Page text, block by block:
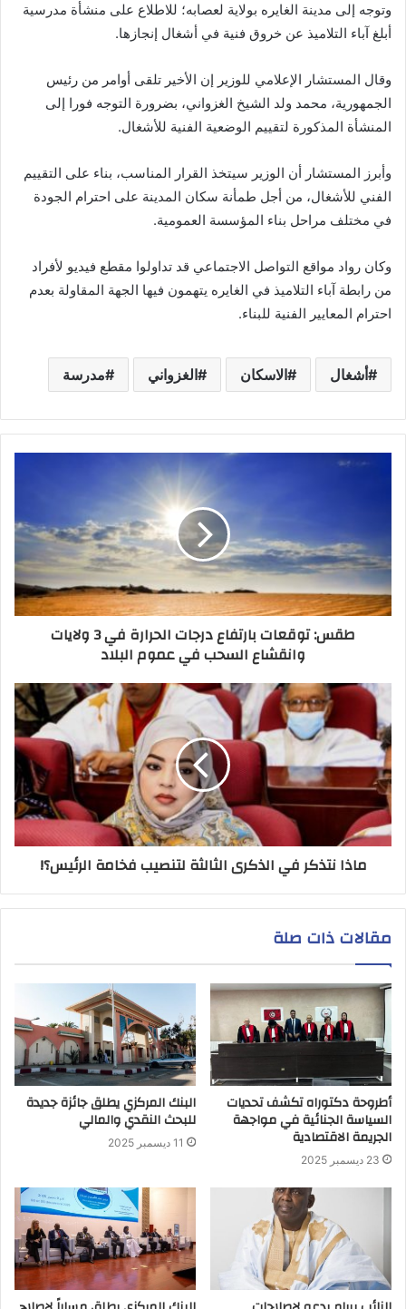
وتوجه إلى مدينة الغايره بولاية لعصابه؛ للاطلاع على منشأة مدرسية
أبلغ آباء التلاميذ عن خروق فنية في أشغال إنجازها.
وقال المستشار الإعلامي للوزير إن الأخير تلقى أوامر من رئيس
الجمهورية، محمد ولد الشيخ الغزواني، بضرورة التوجه فورا إلى
المنشأة المذكورة لتقييم الوضعية الفنية للأشغال.
وأبرز المستشار أن الوزير سيتخذ القرار المناسب، بناء على التقييم
الفني للأشغال، من أجل طمأنة سكان المدينة على احترام الجودة
في مختلف مراحل بناء المؤسسة العمومية.
وكان رواد مواقع التواصل الاجتماعي قد تداولوا مقطع فيديو لأفراد
من رابطة آباء التلاميذ في الغايره يتهمون فيها الجهة المقاولة بعدم
احترام المعايير الفنية للبناء.
أشغال الاسكان الغزواني مدرسة
طقس: توقعات بارتفاع درجات الحرارة في 3 ولايات
وانقشاع السحب في عموم البلاد
ماذا نتذكر في الذكرى الثالثة لتنصيب فخامة الرئيس؟!
مقالات ذات صلة
أطروحة دكتوراه تكشف تحديات
السياسة الجنائية في مواجهة
الجريمة الاقتصادية
23 ديسمبر 2025
البنك المركزي يطلق جائزة جديدة
للبحث النقدي والمالي
11 ديسمبر 2025